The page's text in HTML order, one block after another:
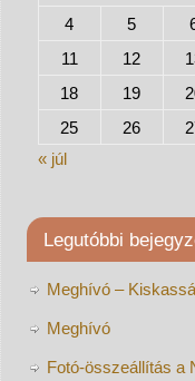
4
5
11
12
18
19
25
26
« júl
Legutóbbi
Meghívó –
Meghívó
Fotó-összeállítás a